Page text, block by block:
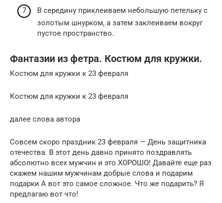
В середину приклеиваем небольшую петельку с
золотым шнурком, а затем заклеиваем вокруг
пустое пространство.
Фантазии из фетра. Костюм для кружки.
Костюм для кружки к 23 февраля
Костюм для кружки к 23 февраля
далее слова автора
Совсем скоро праздник 23 февраля — День защитника
отечества. В этот день давно принято поздравлять
абсолютно всех мужчин и это ХОРОШО! Давайте еще раз
скажем нашим мужчинам добрые слова и подарим
подарки А вот это самое сложное. Что же подарить? Я
предлагаю вот что!